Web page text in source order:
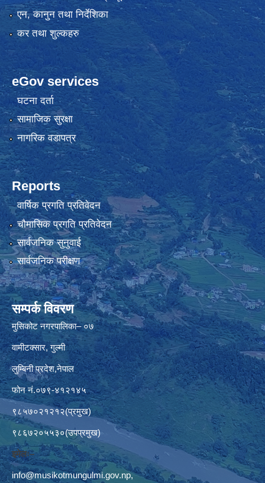
एन, कानुन तथा निर्देशिका
कर तथा शुल्कहरु
eGov services
घटना दर्ता
सामाजिक सुरक्षा
नागरिक वडापत्र
Reports
वार्षिक प्रगति प्रतिवेदन
चौमासिक प्रगति प्रतिवेदन
सार्वजनिक सुनुवाई
सार्वजनिक परीक्षण
सम्पर्क विवरण
मुसिकोट नगरपालिका– ०७
वामीटक्सार, गुल्मी
लुम्बिनी प्रदेश,नेपाल
फोन नं.०७९-४१२१४५
९८५७०२१२१२(प्रमुख)
९८६७२०५५३०(उपप्रमुख)
इमेलः–
info@musikotmungulmi.gov.np,